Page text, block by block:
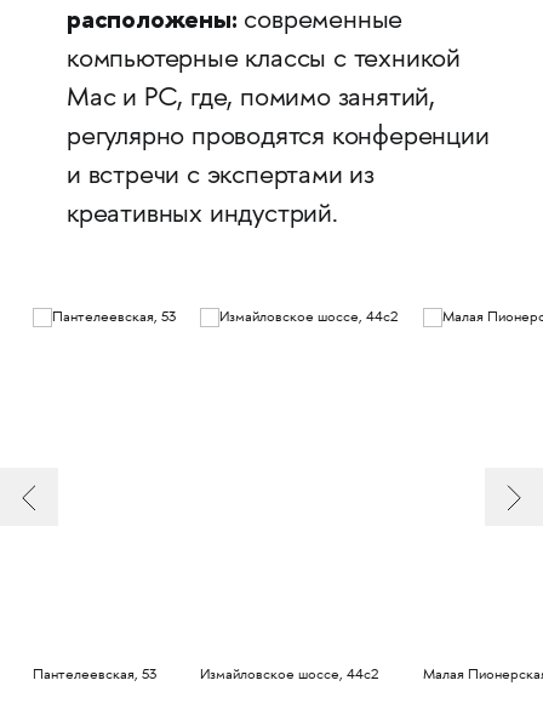
расположены: современные
компьютерные классы с техникой
Mac и PC, где, помимо занятий,
регулярно проводятся конференции
и встречи с экспертами из
креативных индустрий.
Пантелеевская, 53 Измайловское шоссе, 44с2 Малая